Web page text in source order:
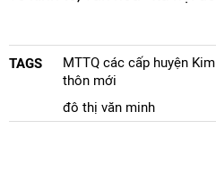
TAGS
MTTQ các cấp huyện
thôn mới
đô thị văn minh